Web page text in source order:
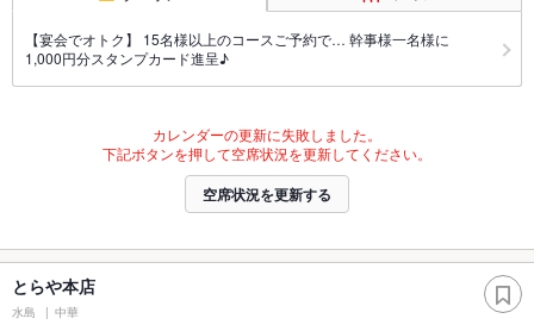
【宴会でオトク】 15名様以上のコースご予約で… 幹事様一名様に
1,000円分スタンプカード進呈♪
カレンダーの更新に失敗しました。
下記ボタンを押して空席状況を更新してください。
空席状況を更新する
とらや本店
水島 中華